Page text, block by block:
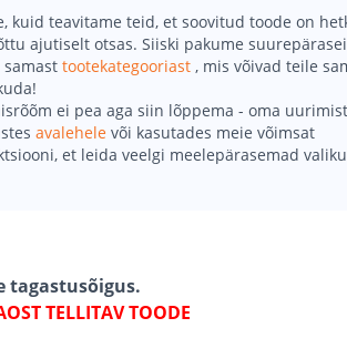
kuid teavitame teid, et soovitud toode on
ajutiselt otsas. Siiski pakume
tootekategooriast , mis võivad teile
ei pea aga siin lõppema - oma
avalehele või kasutades meie võimsat
et leida veelgi meelepärasemad
tagastusõigus.
TELLITAV TOODE